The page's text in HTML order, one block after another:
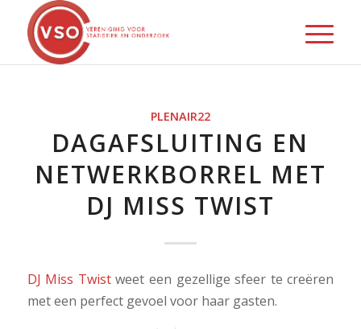
PLENAIR22
DAGAFSLUITING EN
NETWERKBORREL MET
DJ MISS TWIST
DJ Miss Twistweet een gezellige sfeer te creëren
met een perfect gevoel voor haar gasten.